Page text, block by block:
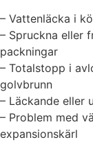
– Vattenläcka i
– Spruckna eller
packningar
– Totalstopp i
golvbrunn
– Läckande eller
– Problem med
expansionskärl